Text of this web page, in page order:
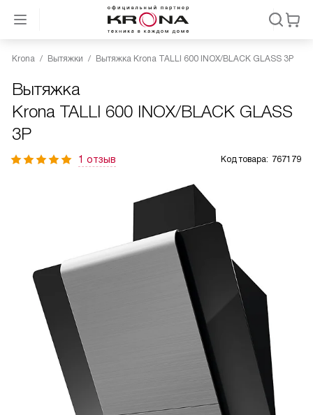
Krona Вытяжки Вытяжка Krona TALLI 600 INOX/BLACK GLASS 3P
Вытяжка
Krona TALLI 600 INOX/BLACK GLASS
3P
1 отзыв Код товара: 767179